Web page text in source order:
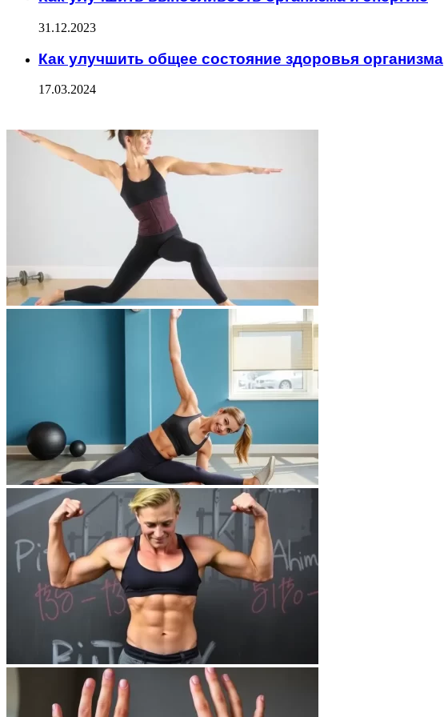
31.12.2023
Как улучшить общее состояние здоровья организма
17.03.2024